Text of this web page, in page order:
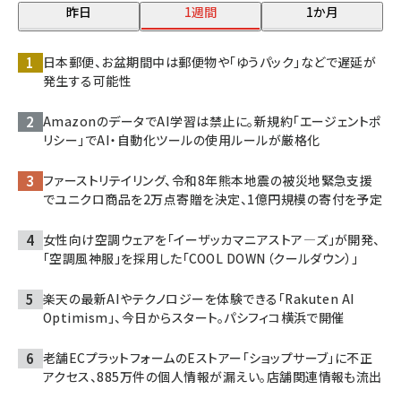
昨日 1週間 1か月
日本郵便、お盆期間中は郵便物や「ゆうパック」などで遅延が
発生する可能性
AmazonのデータでAI学習は禁止に。新規約「エージェントポ
リシー」でAI・自動化ツールの使用ルールが厳格化
ファーストリテイリング、令和8年熊本地震の被災地緊急支援
でユニクロ商品を2万点寄贈を決定、1億円規模の寄付を予定
女性向け空調ウェアを「イーザッカマニアストア―ズ」が開発、
「空調風神服」を採用した「COOL DOWN（クールダウン）」
楽天の最新AIやテクノロジーを体験できる「Rakuten AI
Optimism」、今日からスタート。パシフィコ横浜で開催
老舗ECプラットフォームのEストアー「ショップサーブ」に不正
アクセス、885万件の個人情報が漏えい。店舗関連情報も流出